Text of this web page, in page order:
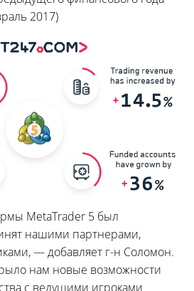
2017)
MetaTrader 5 был
нашими партнерами,
— добавляет г-н Соломон.
нам новые возможности
с ведущими игроками